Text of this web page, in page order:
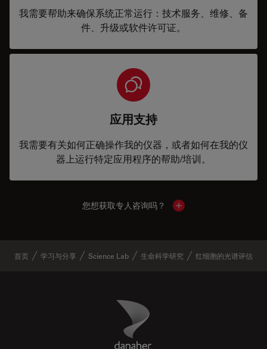
我需要帮助来确保系统正常运行：技术服务、维修、备
件、升级或软件许可证。
应用支持
我需要有关如何正确操作我的仪器，或者如何在我的仪
器上运行特定应用程序的帮助/培训。
您想获取专人咨询吗？ Show local contacts
首页 学习与分享 Science Lab 生命科学研究 红细胞的光谱评估
Danaher Logo